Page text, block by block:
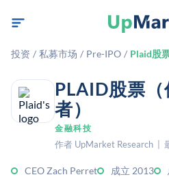
投资 / 私募市场 / Pre-IPO / Plaid股
PLAID股票
者）
金融科技
作者 UpMarket Research |
CEO Zach Perret 成立 2013